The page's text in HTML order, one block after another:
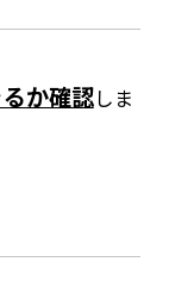
か確認しま